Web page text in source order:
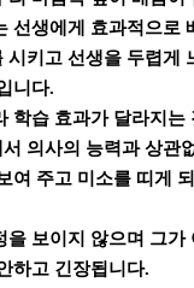
선생에게 효과적으로
시키고 선생을 두렵게
니다.
학습 효과가 달라지는
의사의 능력과 상관
여 주고 미소를 띠게
을 보이지 않으며 그가
하고 긴장됩니다.